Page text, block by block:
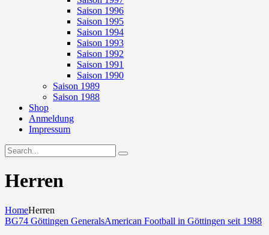
Saison 1996
Saison 1995
Saison 1994
Saison 1993
Saison 1992
Saison 1991
Saison 1990
Saison 1989
Saison 1988
Shop
Anmeldung
Impressum
Herren
HomeHerren
BG74 Göttingen GeneralsAmerican Football in Göttingen seit 1988